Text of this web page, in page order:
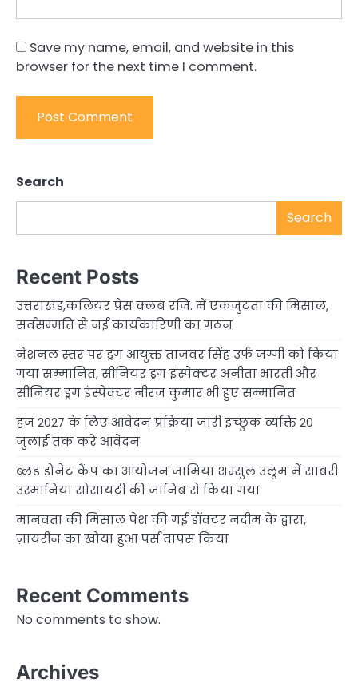
Save my name, email, and website in this
browser for the next time I comment.
Search
Search
Recent Posts
उत्तराखंड,कलियर प्रेस क्लब रजि. में एकजुटता की मिसाल,
सर्वसम्मति से नई कार्यकारिणी का गठन
नेशनल स्तर पर ड्रग आयुक्त ताजवर सिंह उर्फ जग्गी को किया
गया सम्मानित, सीनियर ड्रग इंस्पेक्टर अनीता भारती और
सीनियर ड्रग इंस्पेक्टर नीरज कुमार भी हुए सम्मानित
हज 2027 के लिए आवेदन प्रक्रिया जारी इच्छुक व्यक्ति 20
जुलाई तक करें आवेदन
ब्लड डोनेट कैंप का आयोजन जामिया शम्सुल उलूम में साबरी
उस्मानिया सोसायटी की जानिब से किया गया
मानवता की मिसाल पेश की गई डॉक्टर नदीम के द्वारा,
ज़ायरीन का खोया हुआ पर्स वापस किया
Recent Comments
No comments to show.
Archives